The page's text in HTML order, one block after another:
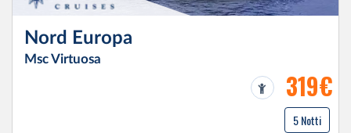
Nord Europa
Msc Virtuosa
319€
5 Notti